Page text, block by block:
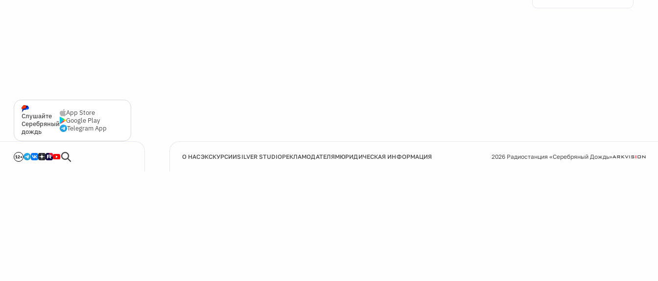
Слушайте
Серебряный
дождь
App Store
Google Play
Telegram App
12+ О НАСЭКСКУРСИИSILVER STUDIOРЕКЛАМОДАТЕЛЯМЮРИДИЧЕСКАЯ ИНФОРМАЦИЯ 2026 Радиостанция «Серебряный Дождь»